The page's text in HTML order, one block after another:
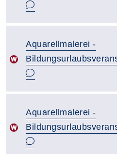
Aquarellmalerei -
Aquarellmalerei -